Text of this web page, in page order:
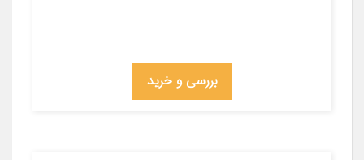
بررسی و خرید